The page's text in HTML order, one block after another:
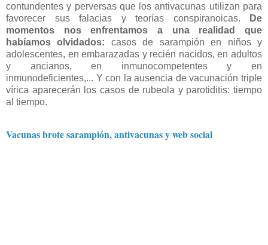
contundentes y perversas que los antivacunas utilizan para
favorecer sus falacias y teorías conspiranoicas.
De
momentos nos enfrentamos a una realidad que
habíamos olvidados: casos de sarampión en niños y
adolescentes, en embarazadas y recién nacidos, en adultos
y ancianos, en inmunocompetentes y en
inmunodeficientes,... Y con la ausencia de vacunación triple
vírica aparecerán los casos de rubeola y parotiditis: tiempo
al tiempo.
Vacunas brote sarampión, antivacunas y web social